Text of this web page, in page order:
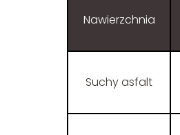
Nawierzchnia
Suchy asfalt